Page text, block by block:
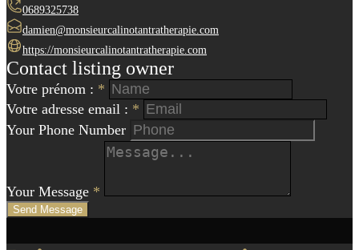
0689325738
damien@monsieurcalinotantratherapie.com
https://monsieurcalinotantratherapie.com
Contact listing owner
Votre prénom : *
Votre adresse email : *
Your Phone Number
Your Message *
Send Message